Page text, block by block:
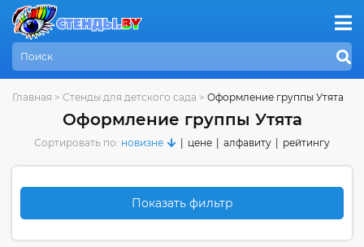
Главная > Стенды для детского сада > Оформление группы Утята
Оформление группы Утята
Сортировать по: новизне цене алфавиту рейтингу
Показать фильтр